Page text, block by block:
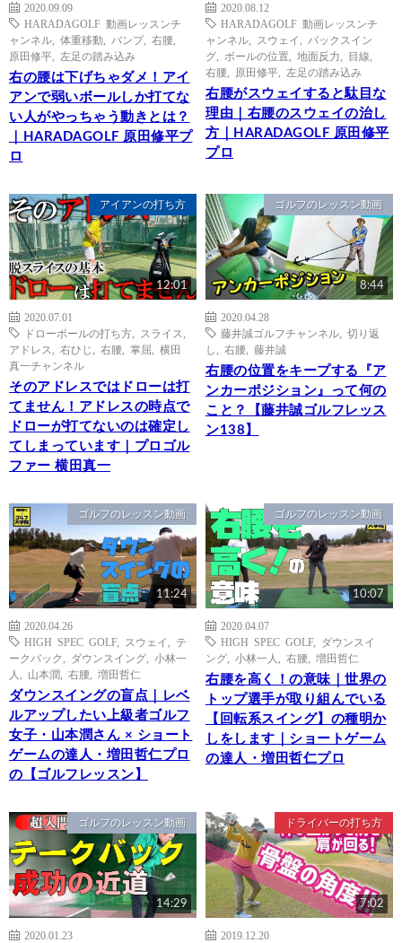
2020.09.09
HARADAGOLF 動画レッスンチ
ャンネル
体重移動 バンプ, 右腰
原田修平
左足の踏み込み
右の腰は下げちゃダメ！アイ
アンで弱いボールしか打てな
い人がやっちゃう動きとは？
｜HARADAGOLF 原田修平プ
ロ
2020.08.12
HARADAGOLF 動画レッスンチ
ャンネル
スウェイ
バックスイン
グ
ボールの位置 地面反力 目線
右腰
原田修平 左足の踏み込み
右腰がスウェイすると駄目な
理由｜右腰のスウェイの治し
方｜HARADAGOLF 原田修平
プロ
アイアンの打ち方
12:01
2020.07.01
ドローボールの打ち方
スライス
アドレス
右ひじ 右腰 掌屈
横田
真一チャンネル
そのアドレスではドローは打
てません！アドレスの時点で
ドローが打てないのは確定し
てしまっています｜プロゴル
ファー 横田真一
ゴルフのレッスン動画
8:44
2020.04.28
藤井誠ゴルフチャンネル
切り返
し
右腰 藤井誠
右腰の位置をキープする『ア
ンカーポジション』って何の
こと？【藤井誠ゴルフレッス
ン138】
ゴルフのレッスン動画
11:24
2020.04.26
HIGH SPEC GOLF, スウェイ
テ
ークバック
ダウンスイング
小林一
人
山本潤 右腰 増田哲仁
ダウンスイングの盲点｜レベ
ルアップしたい上級者ゴルフ
女子・山本潤さん × ショート
ゲームの達人・増田哲仁プロ
の【ゴルフレッスン】
ゴルフのレッスン動画
10:07
2020.04.07
HIGH SPEC GOLF, ダウンスイ
ング
小林一人 右腰 増田哲仁
右腰を高く！の意味｜世界の
トップ選手が取り組んでいる
【回転系スイング】の種明か
しをします｜ショートゲーム
の達人・増田哲仁プロ
ゴルフのレッスン動画
14:29
2020.01.23
ドライバーの打ち方
7:02
2019.12.20